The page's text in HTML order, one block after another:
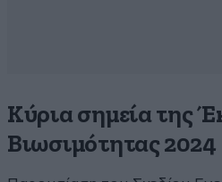
Κύρια σημεία της
Βιωσιμότητας 2024